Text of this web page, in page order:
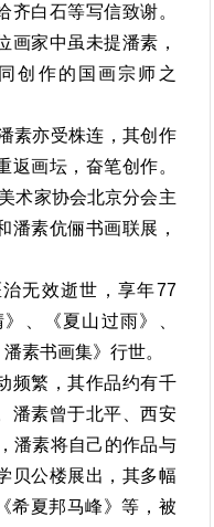
齐白石等写信致谢。
画家中虽未提潘素，
创作的国画宗师之
素亦受株连，其创作
返画坛，奋笔创作。
术家协会北京分会主
潘素伉俪书画联展，
无效逝世，享年77
、《夏山过雨》、
素书画集》行世。
频繁，其作品约有千
潘素曾于北平、西安
潘素将自己的作品与
贝公楼展出，其多幅
夏邦马峰》等，被